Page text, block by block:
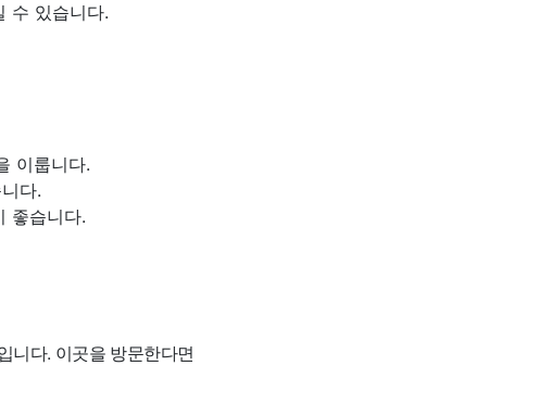
수 있습니다.
이룹니다.
다.
좋습니다.
니다. 이곳을 방문한다면